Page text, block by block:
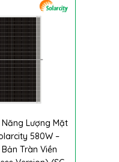
Năng Lượng Mặt
580W –
Bản Tràn Viền